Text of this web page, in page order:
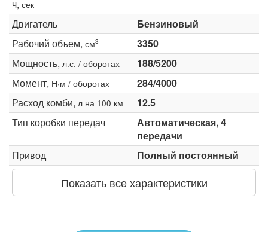
ч, сек
Двигатель
Бензиновый
Рабочий объем, см3
3350
Мощность, л.с. / оборотах
188/5200
Момент, Н·м / оборотах
284/4000
Расход комби, л на 100 км
12.5
Тип коробки передач
Автоматическая, 4
передачи
Привод
Полный постоянный
Показать все характеристики